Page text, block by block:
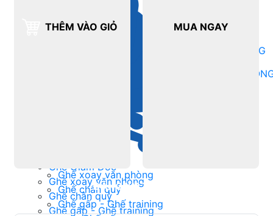
GHẾ VĂN
Ghế xoay văn phòng
Ghế chân quỳ
Ghế gấp - Ghế training
GHẾ VĂN PHÒNG
Ghế Giám Đốc
Ghế xoay văn phòng
Ghế chân quỳ
Ghế gấp - Ghế training
THÊM VÀO GIỎ MUA NGAY
ĐĂNG KÝ TƯ VẤN